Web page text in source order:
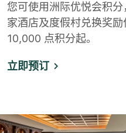
您可使用洲际优悦会积
家酒店及度假村兑换奖
10,000 点积分起。
立即预订